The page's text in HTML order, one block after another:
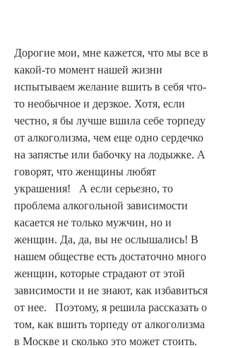
Дорогие мои, мне кажется, что мы все в
какой-то момент нашей жизни
испытываем желание вшить в себя что-
то необычное и дерзкое. Хотя, если
честно, я бы лучше вшила себе торпеду
от алкоголизма, чем еще одно сердечко
на запястье или бабочку на лодыжке. А
говорят, что женщины любят
украшения!   А если серьезно, то
проблема алкогольной зависимости
касается не только мужчин, но и
женщин. Да, да, вы не ослышались! В
нашем обществе есть достаточно много
женщин, которые страдают от этой
зависимости и не знают, как избавиться
от нее.   Поэтому, я решила рассказать о
том, как вшить торпеду от алкоголизма
в Москве и сколько это может стоить.